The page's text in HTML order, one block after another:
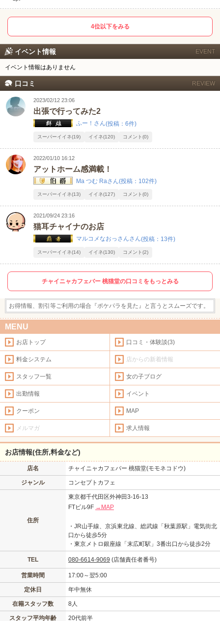
4位以下をみる
イベント情報 EVENT
イベント情報はありません
口コミ REVIEW
2023/02/12 23:06
出張で行ってみた2
ふー！さん(投稿：6件)
スーパーイイネ(19) イイネ(120) コメント(0)
2022/01/10 16:12
アットホーム感満載！
Ma つむ Raさん(投稿：102件)
スーパーイイネ(13) イイネ(127) コメント(0)
2021/09/24 23:16
猫耳チャイナのお店
マルコメなおっさんさん(投稿：13件)
スーパーイイネ(14) イイネ(130) コメント(2)
チャイニャカフェバー 桃猫堂の口コミをもっとみる
お得情報、割引等ご利用の場合『ポケパラを見た』と言うとスムーズです。
MENU
お店トップ 口コミ・体験談(3)
料金システム 店からの新着情報
スタッフ一覧 女の子ブログ
出勤情報 イベント
クーポン MAP
メルマガ 求人情報
お店情報(住所,料金など)
店名 チャイニャカフェバー 桃猫堂(モモネコドウ)
ジャンル コンセプトカフェ
住所
東京都千代田区外神田3-16-13
FTビル9F →MAP
・JR山手線、京浜東北線、総武線「秋葉原駅」電気街北
口から徒歩5分
・東京メトロ銀座線「末広町駅」3番出口から徒歩2分
TEL 080-6614-9069 (店舗責任者番号)
営業時間 17:00～翌5:00
定休日 年中無休
在籍スタッフ数 8人
スタッフ平均年齢 20代前半
お店のURLをコピー
女の子ログイン
店舗ログイン
東海 関西
沖縄